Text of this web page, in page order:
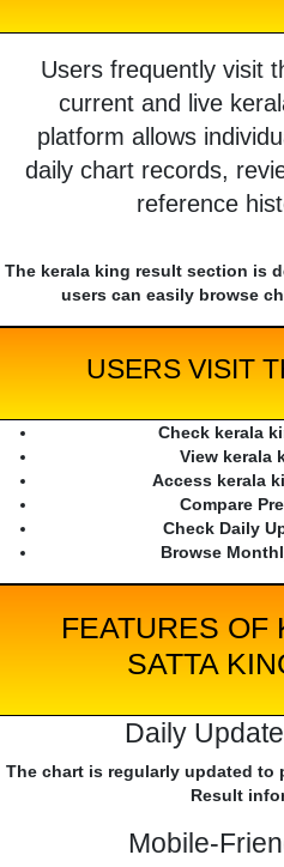
Users frequently visit
current and live
platform allows
daily chart records,
reference
The kerala king result section is
users can easily browse
USERS VISIT
Check kerala
View kerala
Access kerala
Compare
Check Daily
Browse
FEATURES OF
SATTA
Daily
The chart is regularly updated to
Result
Mobile-